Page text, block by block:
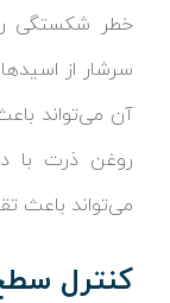
خطر شکستگی
سرشار از
آن می‌تواند
می‌تواند باعث
کنترل